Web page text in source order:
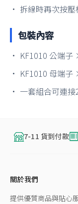
• 拆線時再次按
包裝內容
• KF1010 公端子
• KF1010 母端子
• 一套組合可連接
7-11 貨到付款
關於我們
提供優質商品與貼心